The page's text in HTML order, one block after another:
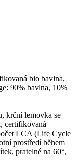
bio bavlna,
90% bavlna, 10%
krční lemovka se
certifikovaná
LCA (Life Cycle
prostředí během
pratelné na 60°,